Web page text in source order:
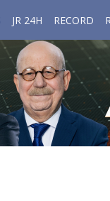
JR 24H RECORD